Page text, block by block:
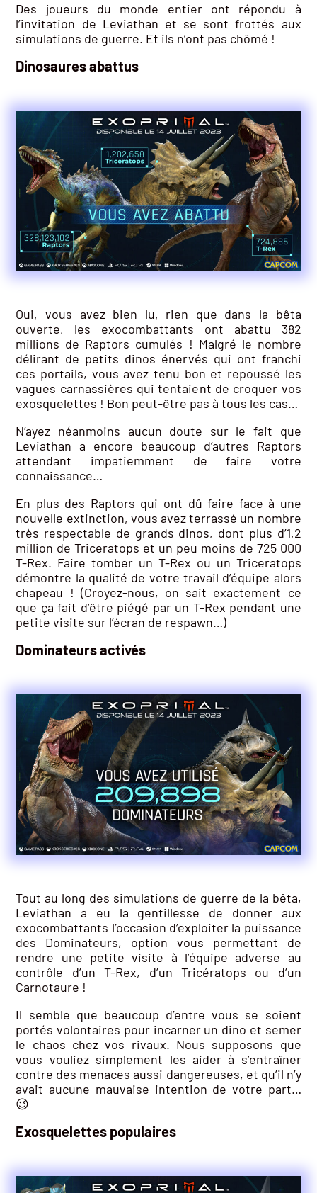
Des joueurs du monde entier ont répondu à
l’invitation de Leviathan et se sont frottés aux
simulations de guerre. Et ils n’ont pas chômé !
Dinosaures abattus
Oui, vous avez bien lu, rien que dans la bêta
ouverte, les exocombattants ont abattu 382
millions de Raptors cumulés ! Malgré le nombre
délirant de petits dinos énervés qui ont franchi
ces portails, vous avez tenu bon et repoussé les
vagues carnassières qui tentaient de croquer vos
exosquelettes ! Bon peut-être pas à tous les cas…
N’ayez néanmoins aucun doute sur le fait que
Leviathan a encore beaucoup d’autres Raptors
attendant impatiemment de faire votre
connaissance…
En plus des Raptors qui ont dû faire face à une
nouvelle extinction, vous avez terrassé un nombre
très respectable de grands dinos, dont plus d’1,2
million de Triceratops et un peu moins de 725 000
T-Rex. Faire tomber un T-Rex ou un Triceratops
démontre la qualité de votre travail d’équipe alors
chapeau ! (Croyez-nous, on sait exactement ce
que ça fait d’être piégé par un T-Rex pendant une
petite visite sur l’écran de respawn…)
Dominateurs activés
Tout au long des simulations de guerre de la bêta,
Leviathan a eu la gentillesse de donner aux
exocombattants l’occasion d’exploiter la puissance
des Dominateurs, option vous permettant de
rendre une petite visite à l’équipe adverse au
contrôle d’un T-Rex, d’un Tricératops ou d’un
Carnotaure !
Il semble que beaucoup d’entre vous se soient
portés volontaires pour incarner un dino et semer
le chaos chez vos rivaux. Nous supposons que
vous vouliez simplement les aider à s’entraîner
contre des menaces aussi dangereuses, et qu’il n’y
avait aucune mauvaise intention de votre part…
😉
Exosquelettes populaires